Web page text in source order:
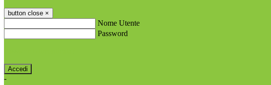
button close ×
Nome Utente
Password
-